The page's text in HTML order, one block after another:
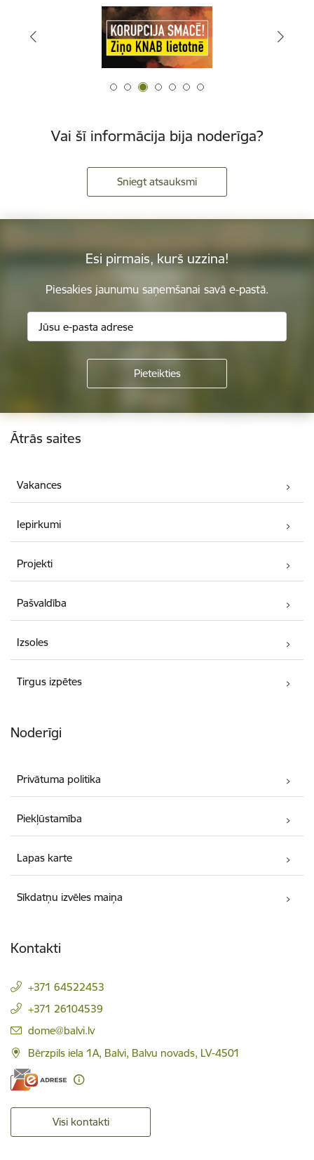
Vai šī informācija bija noderīga?
Sniegt atsauksmi
Esi pirmais, kurš uzzina!
Piesakies jaunumu saņemšanai savā e-pastā.
Kājene
Ātrās saites
Vakances
Iepirkumi
Projekti
Pašvaldība
Izsoles
Tirgus izpētes
Noderīgi
Privātuma politika
Piekļūstamība
Lapas karte
Sīkdatņu izvēles maiņa
Kontakti
+371 64522453
+371 26104539
E-pasts:
dome@balvi.lv
Bērzpils iela 1A, Balvi, Balvu novads, LV-4501
Visi kontakti